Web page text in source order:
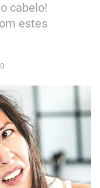
cabelo!
estes